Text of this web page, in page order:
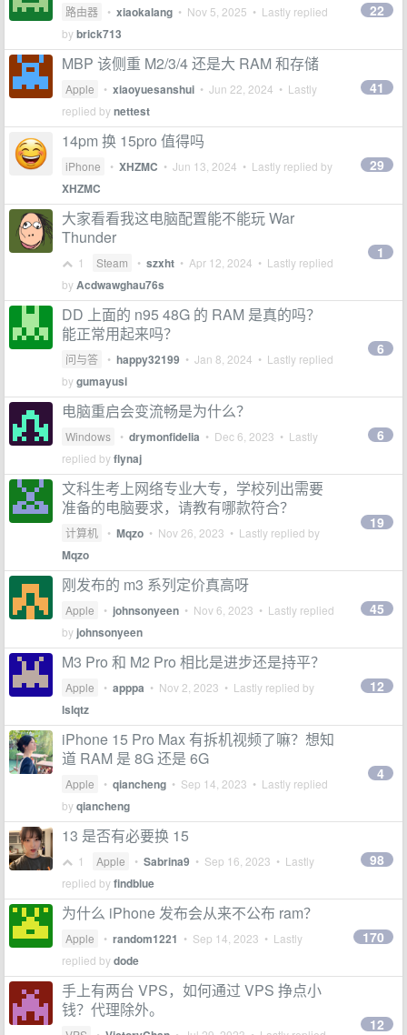
路由器 • xiaokalang • Nov 5, 2025 • Lastly replied
bybrick713
22
MBP 该侧重 M2/3/4 还是大 RAM 和存储
Apple • xiaoyuesanshui • Jun 22, 2024 • Lastly
replied bynettest
41
14pm 换 15pro 值得吗
iPhone • XHZMC • Jun 13, 2024 • Lastly replied by
XHZMC
29
大家看看我这电脑配置能不能玩 War
Thunder
1 Steam • szxht • Apr 12, 2024 • Lastly replied
byAcdwawghau76s
1
DD 上面的 n95 48G 的 RAM 是真的吗？
能正常用起来吗？
问与答 • happy32199 • Jan 8, 2024 • Lastly replied
bygumayusi
6
电脑重启会变流畅是为什么？
Windows • drymonfidelia • Dec 6, 2023 • Lastly
replied byflynaj
6
文科生考上网络专业大专，学校列出需要
准备的电脑要求，请教有哪款符合？
计算机 • Mqzo • Nov 26, 2023 • Lastly replied by
Mqzo
19
刚发布的 m3 系列定价真高呀
Apple • johnsonyeen • Nov 6, 2023 • Lastly replied
by johnsonyeen
45
M3 Pro 和 M2 Pro 相比是进步还是持平？
Apple • apppa • Nov 2, 2023 • Lastly replied by
lslqtz
12
iPhone 15 Pro Max 有拆机视频了嘛？想知
道 RAM 是 8G 还是 6G
Apple • qiancheng • Sep 14, 2023 • Lastly replied
byqiancheng
4
13 是否有必要换 15
1 Apple • Sabrina9 • Sep 16, 2023 • Lastly
replied byfindblue
98
为什么 iPhone 发布会从来不公布 ram？
Apple • random1221 • Sep 14, 2023 • Lastly
replied bydode
170
手上有两台 VPS，如何通过 VPS 挣点小
钱？代理除外。
12